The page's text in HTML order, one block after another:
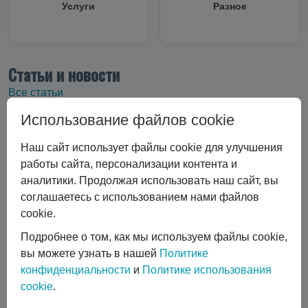
Услуги Разное
Статьи и новости
Все статьи
Все статьи
#Криоцилиндры
#Вертикальные криоцилиндры
#Эксплуатация криоцилиндра
#Экономика и выбор
#Горизонтальные криоцилиндры
#автоматизация сварки
#Транспортировка жидких газов
#Вентиль выдачи жидкости
Использование файлов cookie
Наш сайт использует файлы cookie для улучшения
работы сайта, персонализации контента и
аналитики. Продолжая использовать наш сайт, вы
соглашаетесь с использованием нами файлов
cookie.
Подробнее о том, как мы используем файлы cookie,
вы можете узнать в нашей Политике
конфиденциальности и Политике использования
cookie.